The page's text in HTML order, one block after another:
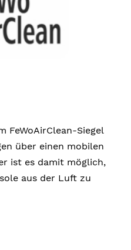
FeWoAirClean-Siegel
über einen mobilen
ist es damit möglich,
aus der Luft zu